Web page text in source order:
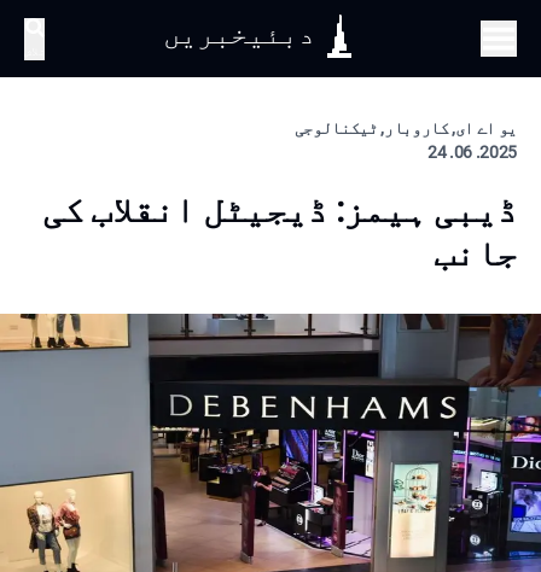
دبئیخبریں
یو اے ای, کاروبار, ٹیکنالوجی
2025. 06. 24
ڈیبی ہیمز: ڈیجیٹل انقلاب کی
جانب